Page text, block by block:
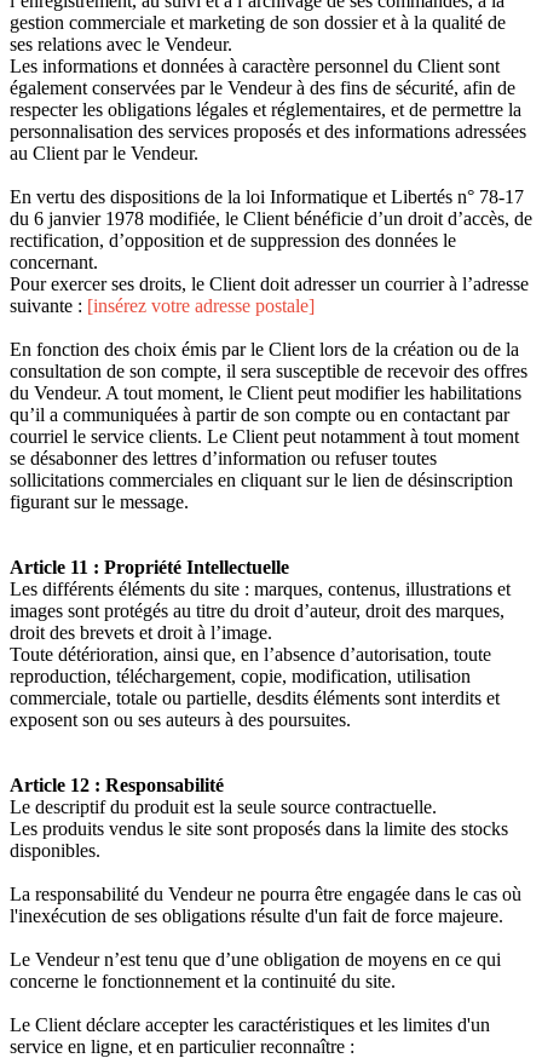
gestion commerciale et marketing de son dossier et à la qualité de
ses relations avec le Vendeur.
Les informations et données à caractère personnel du Client sont
également conservées par le Vendeur à des fins de sécurité, afin de
respecter les obligations légales et réglementaires, et de permettre la
personnalisation des services proposés et des informations adressées
au Client par le Vendeur.
En vertu des dispositions de la loi Informatique et Libertés n° 78-17
du 6 janvier 1978 modifiée, le Client bénéficie d’un droit d’accès, de
rectification, d’opposition et de suppression des données le
concernant.
Pour exercer ses droits, le Client doit adresser un courrier à l’adresse
suivante : [insérez votre adresse postale]
En fonction des choix émis par le Client lors de la création ou de la
consultation de son compte, il sera susceptible de recevoir des offres
du Vendeur. A tout moment, le Client peut modifier les habilitations
qu’il a communiquées à partir de son compte ou en contactant par
courriel le service clients. Le Client peut notamment à tout moment
se désabonner des lettres d’information ou refuser toutes
sollicitations commerciales en cliquant sur le lien de désinscription
figurant sur le message.
Article 11 : Propriété Intellectuelle
Les différents éléments du site : marques, contenus, illustrations et
images sont protégés au titre du droit d’auteur, droit des marques,
droit des brevets et droit à l’image.
Toute détérioration, ainsi que, en l’absence d’autorisation, toute
reproduction, téléchargement, copie, modification, utilisation
commerciale, totale ou partielle, desdits éléments sont interdits et
exposent son ou ses auteurs à des poursuites.
Article 12 : Responsabilité
Le descriptif du produit est la seule source contractuelle.
Les produits vendus le site sont proposés dans la limite des stocks
disponibles.
La responsabilité du Vendeur ne pourra être engagée dans le cas où
l'inexécution de ses obligations résulte d'un fait de force majeure.
Le Vendeur n’est tenu que d’une obligation de moyens en ce qui
concerne le fonctionnement et la continuité du site.
Le Client déclare accepter les caractéristiques et les limites d'un
service en ligne, et en particulier reconnaître :